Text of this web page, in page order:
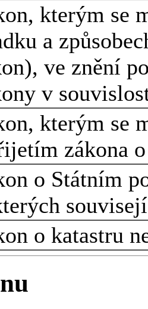
kterým se
a
ve znění
v
kterým se
zákona
o Státním
o katastru